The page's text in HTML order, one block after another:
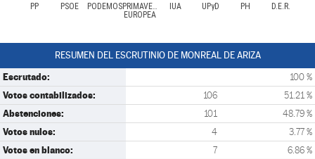
PP PSOE PODEMOSPRIMAVERA
EUROPEA
IUA UPyD PH D.E.R.
RESUMEN DEL ESCRUTINIO DE MONREAL DE ARIZA
Escrutado: 100 %
Votos contabilizados: 106 51.21 %
Abstenciones: 101 48.79 %
Votos nulos: 4 3.77 %
Votos en blanco: 7 6.86 %